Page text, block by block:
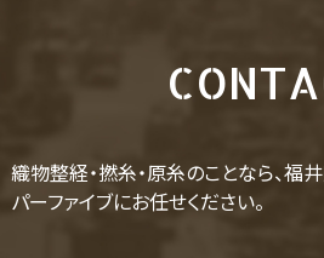
織物整経・撚糸・原糸のことなら、
パーファイブにお任せください。